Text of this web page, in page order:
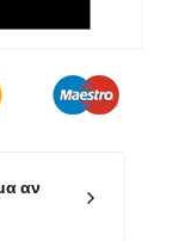
αν